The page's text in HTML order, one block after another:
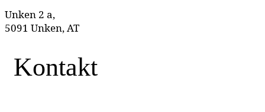
Unken 2 a,
5091 Unken, AT
Kontakt